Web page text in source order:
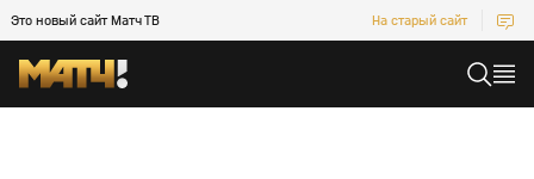
Это новый сайт Матч ТВ На старый сайт